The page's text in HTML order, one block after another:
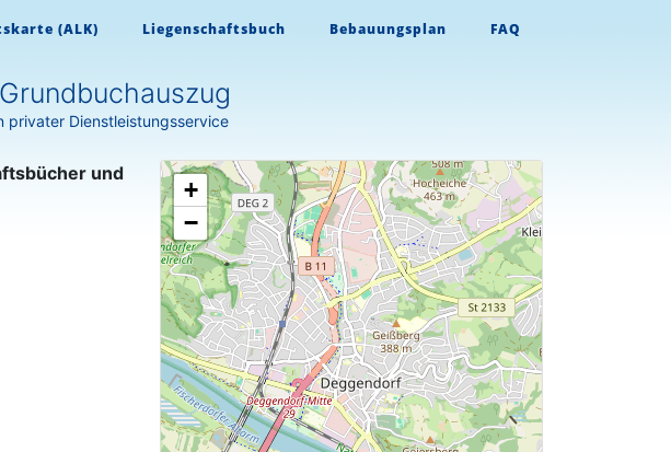
(ALK) Liegenschaftsbuch Bebauungsplan FAQ
privater Dienstleistungsservice
und
+
−